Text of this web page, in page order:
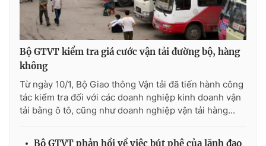
VTV Sức khoẻ Bất động sản
Thị trường 24h Tấm lòng Việt
VTV4
VTV9 VTV8
Liên hệ tòa soạn English
Bộ GTVT kiểm tra giá cước vận tải đường bộ, hàng
không
Từ ngày 10/1, Bộ Giao thông Vận tải đã tiến hành công
tác kiểm tra đối với các doanh nghiệp kinh doanh vận
tải bằng ô tô, cũng như doanh nghiệp vận tải hàng...
Bộ GTVT phản hồi về việc bút phê của lãnh đạo